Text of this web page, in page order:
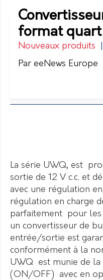
format
Nouveaux produits
Par eeNews Europe
La série UWQ, est
sortie de 12 V c.c. et
avec une régulation
régulation en charge
parfaitement pour les
un convertisseur de
entrée/sortie est
conformément à la
UWQ est munie de
(ON/OFF) avec en